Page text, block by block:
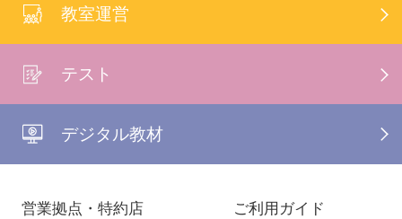
教室運営
テスト
デジタル教材
営業拠点・特約店
ご利用ガイド